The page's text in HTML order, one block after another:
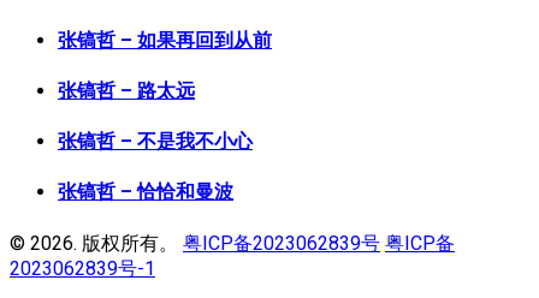
张镐哲 – 如果再回到从前
张镐哲 – 路太远
张镐哲 – 不是我不小心
张镐哲 – 恰恰和曼波
© 2026. 版权所有。 粤ICP备2023062839号 粤ICP备
2023062839号-1